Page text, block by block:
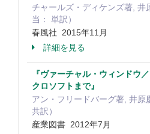
チャールズ・ディケンズ著, 井
当： 単訳）
春風社 2015年11月
詳細を見る
『ヴァーチャル・ウィンドウ
クロソフトまで』
アン・フリードバーグ著, 井原
共訳）
産業図書 2012年7月